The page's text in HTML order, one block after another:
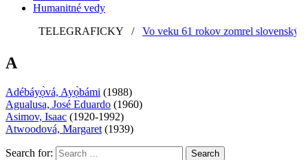
Humanitné vedy
TELEGRAFICKY/ Vo veku 61 rokov zomrel slovenský
A
Adébáyọ̀vá, Ayọ̀bámi (1988)
Agualusa, José Eduardo (1960)
Asimov, Isaac (1920-1992)
Atwoodová, Margaret (1939)
Search for: